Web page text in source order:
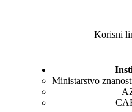
Korisni
Ministarstvo